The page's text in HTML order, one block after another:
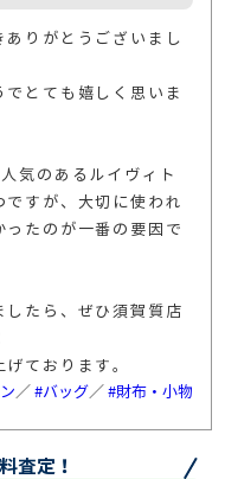
りがとうございまし
とても嬉しく思いま
気のあるルイヴィト
すが、大切に使われ
たのが一番の要因で
したら、ぜひ須賀質店
ております。
／#バッグ／#財布・小物
査定！